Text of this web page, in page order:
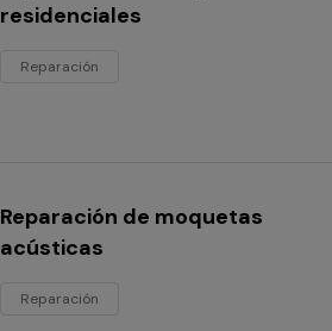
residenciales
Reparación
Reparación de moquetas
acústicas
Reparación